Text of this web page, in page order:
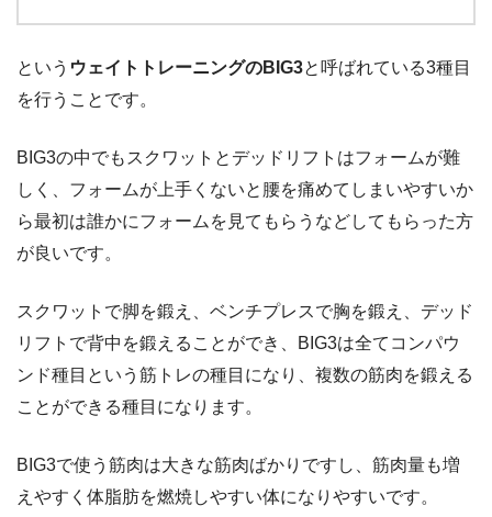
という ウェイトトレーニングのBIG3と呼ばれている3種目
を行うことです。
BIG3の中でもスクワットとデッドリフトはフォームが難
しく、フォームが上手くないと腰を痛めてしまいやすいか
ら最初は誰かにフォームを見てもらうなどしてもらった方
が良いです。
スクワットで脚を鍛え、ベンチプレスで胸を鍛え、デッド
リフトで背中を鍛えることができ、BIG3は全てコンパウ
ンド種目という筋トレの種目になり、複数の筋肉を鍛える
ことができる種目になります。
BIG3で使う筋肉は大きな筋肉ばかりですし、筋肉量も増
えやすく体脂肪を燃焼しやすい体になりやすいです。